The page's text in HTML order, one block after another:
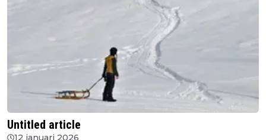
Untitled article